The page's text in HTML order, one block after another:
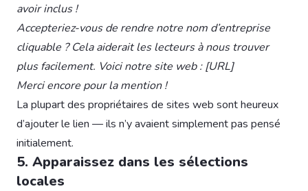
avoir inclus !
Accepteriez-vous de rendre notre nom d’entreprise
cliquable ? Cela aiderait les lecteurs à nous trouver
plus facilement. Voici notre site web : [URL]
Merci encore pour la mention !
La plupart des propriétaires de sites web sont heureux
d’ajouter le lien — ils n’y avaient simplement pas pensé
initialement.
5. Apparaissez dans les sélections
locales